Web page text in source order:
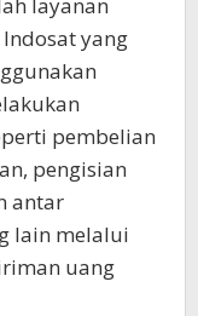
layanan
yang
pembelian
pengisian
antar
lain melalui
uang